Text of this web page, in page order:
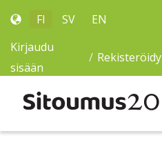
FI SV
EN
Kirjaudu
sisään
/ Rekisteröidy